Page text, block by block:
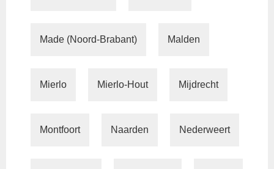
Made (Noord-Brabant) Malden
Mierlo Mierlo-Hout Mijdrecht
Montfoort Naarden Nederweert